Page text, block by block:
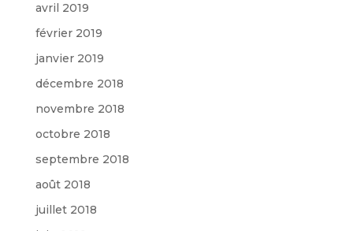
avril 2019
février 2019
janvier 2019
décembre 2018
novembre 2018
octobre 2018
septembre 2018
août 2018
juillet 2018